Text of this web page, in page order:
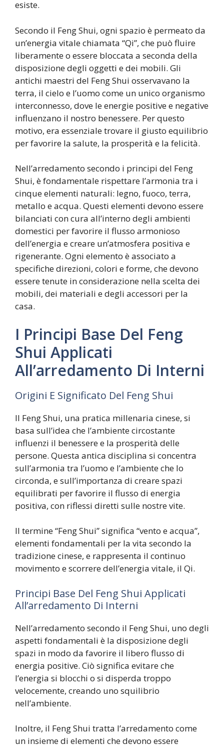
esiste.
Secondo il Feng Shui, ogni spazio è permeato da
un’energia vitale chiamata “Qi”, che può fluire
liberamente o essere bloccata a seconda della
disposizione degli oggetti e dei mobili. Gli
antichi maestri del Feng Shui osservavano la
terra, il cielo e l’uomo come un unico organismo
interconnesso, dove le energie positive e negative
influenzano il nostro benessere. Per questo
motivo, era essenziale trovare il giusto equilibrio
per favorire la salute, la prosperità e la felicità.
Nell’arredamento secondo i principi del Feng
Shui, è fondamentale rispettare l’armonia tra i
cinque elementi naturali: legno, fuoco, terra,
metallo e acqua. Questi elementi devono essere
bilanciati con cura all’interno degli ambienti
domestici per favorire il flusso armonioso
dell’energia e creare un’atmosfera positiva e
rigenerante. Ogni elemento è associato a
specifiche direzioni, colori e forme, che devono
essere tenute in considerazione nella scelta dei
mobili, dei materiali e degli accessori per la
casa.
I Principi Base Del Feng
Shui Applicati
All’arredamento Di Interni
Origini E Significato Del Feng Shui
Il Feng Shui, una pratica millenaria cinese, si
basa sull’idea che l’ambiente circostante
influenzi il benessere e la prosperità delle
persone. Questa antica disciplina si concentra
sull’armonia tra l’uomo e l’ambiente che lo
circonda, e sull’importanza di creare spazi
equilibrati per favorire il flusso di energia
positiva, con riflessi diretti sulle nostre vite.
Il termine “Feng Shui” significa “vento e acqua”,
elementi fondamentali per la vita secondo la
tradizione cinese, e rappresenta il continuo
movimento e scorrere dell’energia vitale, il Qi.
Principi Base Del Feng Shui Applicati
All’arredamento Di Interni
Nell’arredamento secondo il Feng Shui, uno degli
aspetti fondamentali è la disposizione degli
spazi in modo da favorire il libero flusso di
energia positive. Ciò significa evitare che
l’energia si blocchi o si disperda troppo
velocemente, creando uno squilibrio
nell’ambiente.
Inoltre, il Feng Shui tratta l’arredamento come
un insieme di elementi che devono essere